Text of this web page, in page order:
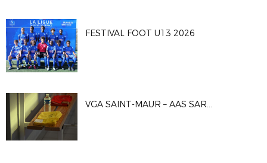
FESTIVAL FOOT U13 2026
VGA SAINT-MAUR – AAS SARCELLES 1-0